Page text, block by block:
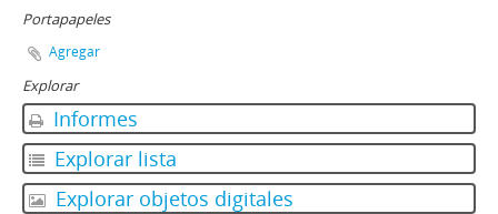
Portapapeles
Agregar
Explorar
Informes
Explorar lista
Explorar objetos digitales